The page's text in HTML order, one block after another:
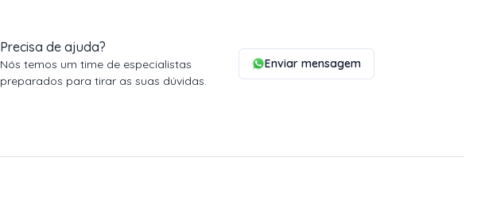
Precisa de ajuda?
Nós temos um time de especialistas
preparados para tirar as suas dúvidas.
Enviar mensagem